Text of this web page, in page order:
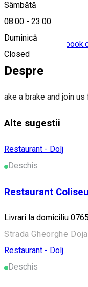
Sâmbătă
08:00 - 23:00
Duminică
Closed
https://
Despre
ake a brake and join
Alte sugestii
Restaurant - Dolj
Deschis
Restaurant
Livrari la domiciliu
Strada Gheorghe
Restaurant - Dolj
Deschis